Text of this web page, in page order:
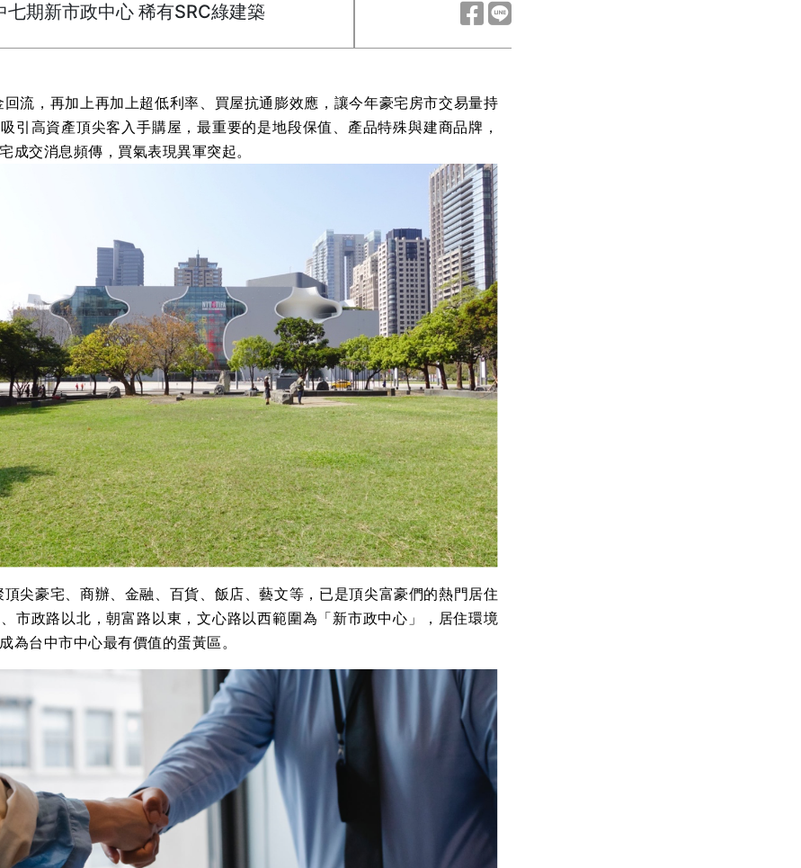
七期新市政中心 稀有SRC綠建築
流，再加上再加上超低利率、買屋抗通膨效應，讓今年豪宅房市交易量持
引高資產頂尖客入手購屋，最重要的是地段保值、產品特殊與建商品牌，
成交消息頻傳，買氣表現異軍突起。
尖豪宅、商辦、金融、百貨、飯店、藝文等，已是頂尖富豪們的熱門居住
市政路以北，朝富路以東，文心路以西範圍為「新市政中心」，居住環境
為台中市中心最有價值的蛋黃區。